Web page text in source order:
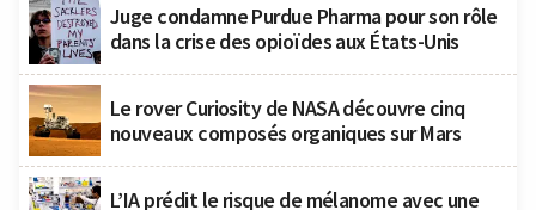
Juge condamne Purdue Pharma pour son rôle
dans la crise des opioïdes aux États-Unis
Le rover Curiosity de NASA découvre cinq
nouveaux composés organiques sur Mars
L’IA prédit le risque de mélanome avec une